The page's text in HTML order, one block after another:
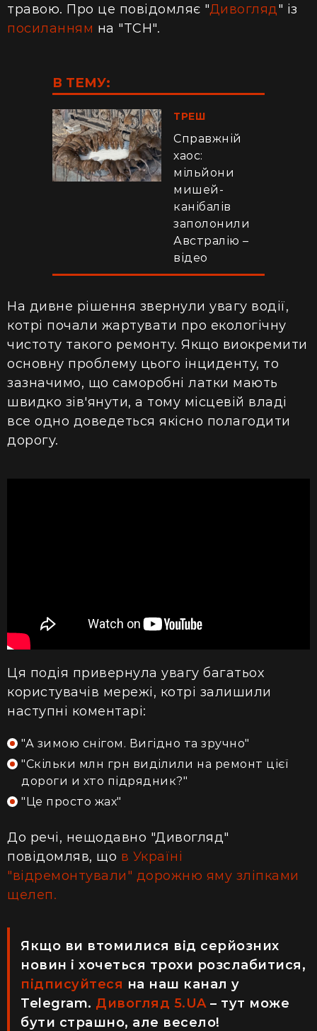
травою. Про це повідомляє "Дивогляд" із
посиланням на "ТСН".
В ТЕМУ:
ТРЕШ
Справжній
хаос:
мільйони
мишей-
канібалів
заполонили
Австралію –
відео
На дивне рішення звернули увагу водії,
котрі почали жартувати про екологічну
чистоту такого ремонту. Якщо виокремити
основну проблему цього інциденту, то
зазначимо, що саморобні латки мають
швидко зів'янути, а тому місцевій владі
все одно доведеться якісно полагодити
дорогу.
Ця подія привернула увагу багатьох
користувачів мережі, котрі залишили
наступні коментарі:
"А зимою снігом. Вигідно та зручно"
"Скільки млн грн виділили на ремонт цієї
дороги и хто підрядник?"
"Це просто жах"
До речі, нещодавно "Дивогляд"
повідомляв, що в Україні
"відремонтували" дорожню яму зліпками
щелеп.
Якщо ви втомилися від серйозних
новин і хочеться трохи розслабитися,
підписуйтеся на наш канал у
Telegram. Дивогляд 5.UA– тут може
бути страшно, але весело!